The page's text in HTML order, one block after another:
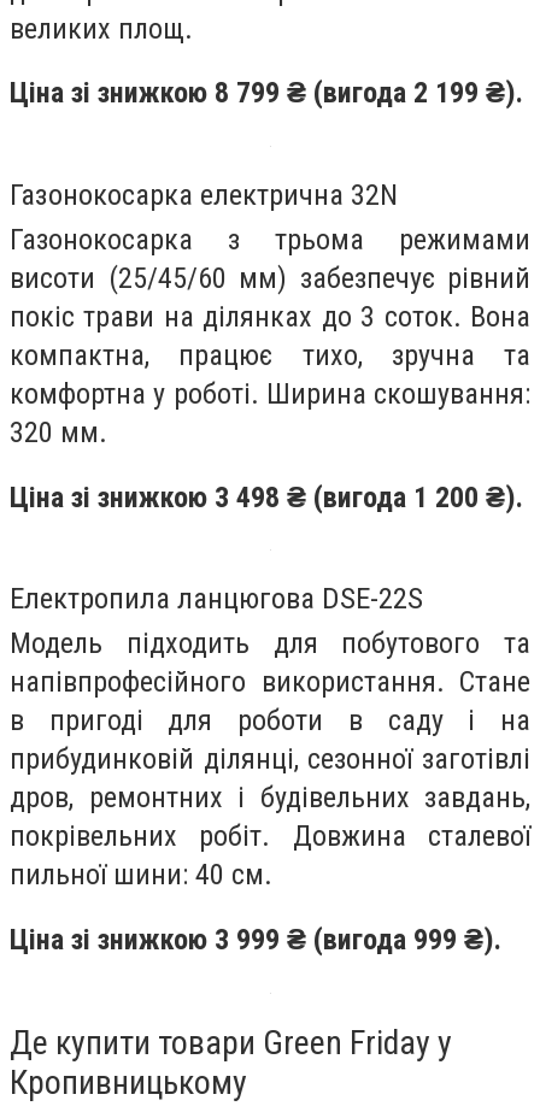
великих площ.
Ціна зі знижкою 8 799 ₴ (вигода 2 199 ₴).
Газонокосарка електрична 32N
Газонокосарка з трьома режимами
висоти (25/45/60 мм) забезпечує рівний
покіс трави на ділянках до 3 соток. Вона
компактна, працює тихо, зручна та
комфортна у роботі. Ширина скошування:
320 мм.
Ціна зі знижкою 3 498 ₴ (вигода 1 200 ₴).
Електропила ланцюгова DSE-22S
Модель підходить для побутового та
напівпрофесійного використання. Стане
в пригоді для роботи в саду і на
прибудинковій ділянці, сезонної заготівлі
дров, ремонтних і будівельних завдань,
покрівельних робіт. Довжина сталевої
пильної шини: 40 см.
Ціна зі знижкою 3 999 ₴ (вигода 999 ₴).
Де купити товари Green Friday у
Кропивницькому